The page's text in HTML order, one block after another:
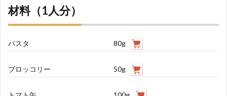
材料（1人分）
パスタ 80g
ブロッコリー 50g